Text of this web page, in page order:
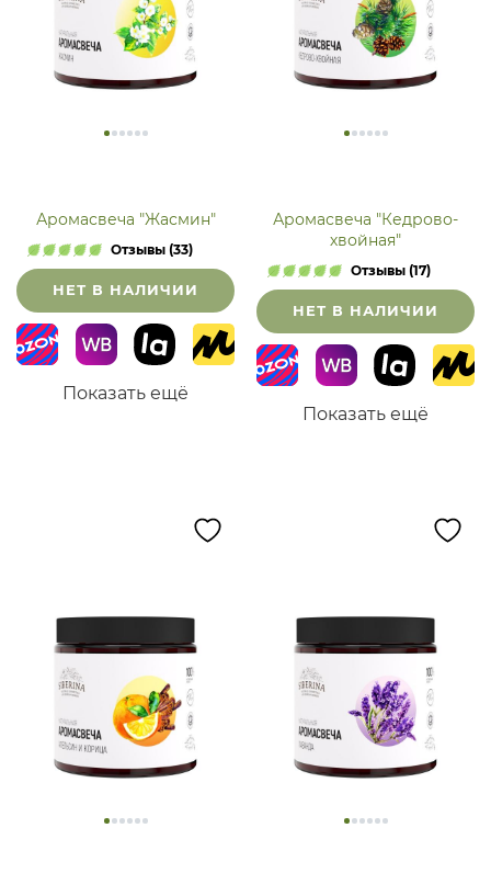
Аромасвеча "Жасмин"
Отзывы (33)
НЕТ В НАЛИЧИИ
Показать ещё
Аромасвеча "Кедрово-
хвойная"
Отзывы (17)
НЕТ В НАЛИЧИИ
Показать ещё